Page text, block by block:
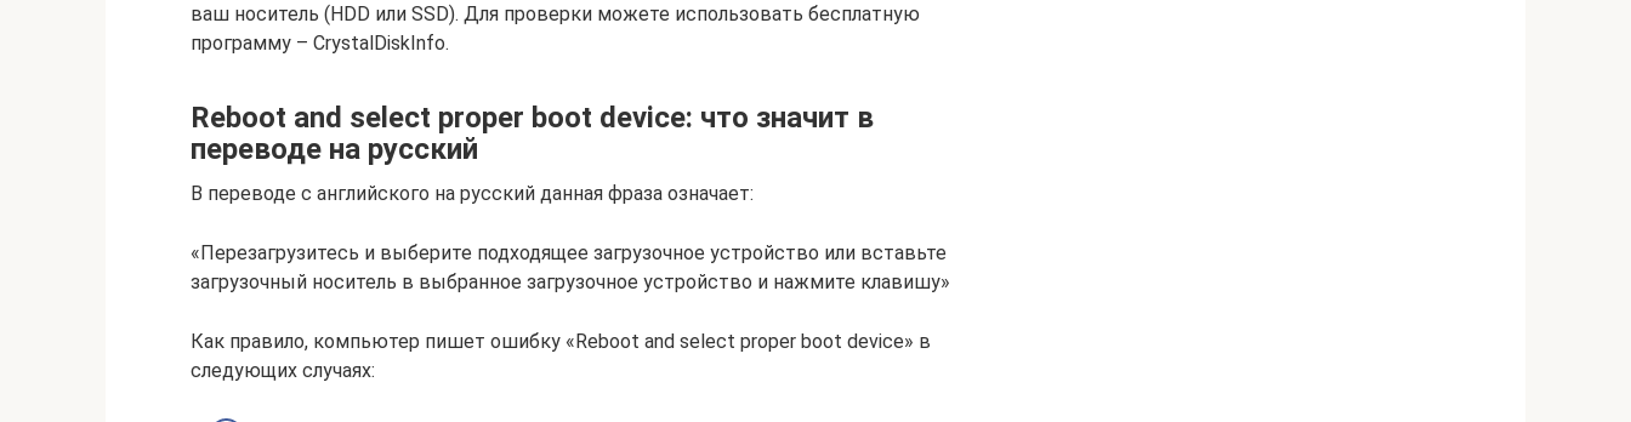
ваш носитель (HDD или SSD). Для проверки можете использовать бесплатную
программу – CrystalDiskInfo.
Reboot and select proper boot device: что значит в
переводе на русский
В переводе с английского на русский данная фраза означает:
«Перезагрузитесь и выберите подходящее загрузочное устройство или вставьте
загрузочный носитель в выбранное загрузочное устройство и нажмите клавишу»
Как правило, компьютер пишет ошибку «Reboot and select proper boot device» в
следующих случаях: